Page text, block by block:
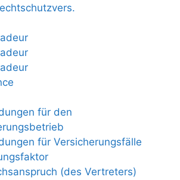
für den
für Versicherungsfälle
(des Vertreters)